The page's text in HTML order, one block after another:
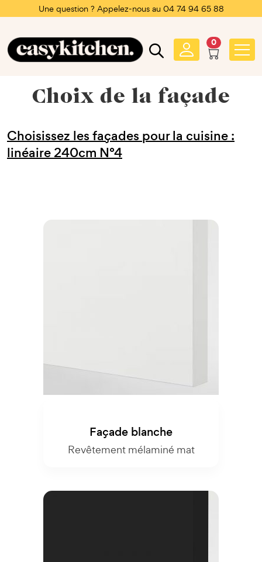
Une question ? Appelez-nous au 04 74 94 65 88
0
Choix de la façade
Choisissez les façades pour la cuisine :
linéaire 240cm N°4
Façade blanche
Revêtement mélaminé mat